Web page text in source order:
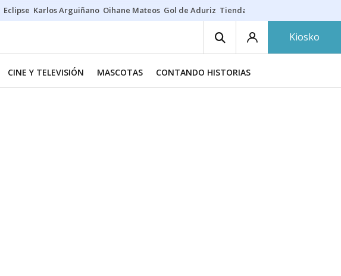
Eclipse Karlos Arguiñano Oihane Mateos Gol de Aduriz Tienda de zapatillas
Kiosko
CINE Y TELEVISIÓN MASCOTAS CONTANDO HISTORIAS